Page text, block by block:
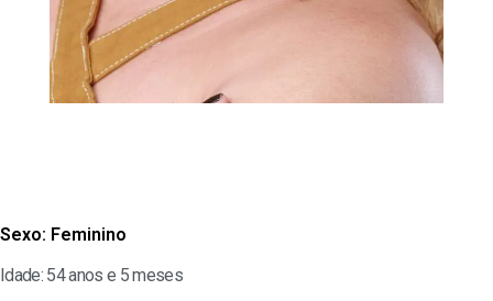
Sexo: Feminino
Idade: 54 anos e 5 meses